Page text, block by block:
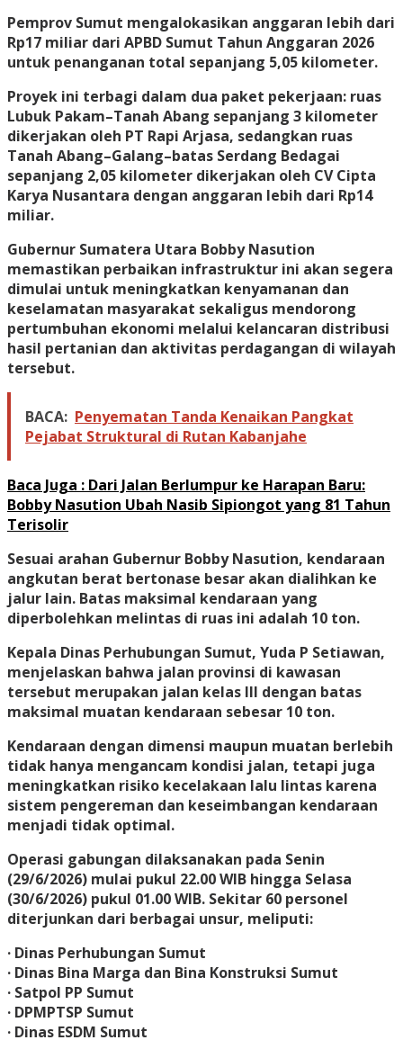
Pemprov Sumut mengalokasikan anggaran lebih dari
Rp17 miliar dari APBD Sumut Tahun Anggaran 2026
untuk penanganan total sepanjang 5,05 kilometer.
Proyek ini terbagi dalam dua paket pekerjaan: ruas
Lubuk Pakam–Tanah Abang sepanjang 3 kilometer
dikerjakan oleh PT Rapi Arjasa, sedangkan ruas
Tanah Abang–Galang–batas Serdang Bedagai
sepanjang 2,05 kilometer dikerjakan oleh CV Cipta
Karya Nusantara dengan anggaran lebih dari Rp14
miliar.
Gubernur Sumatera Utara Bobby Nasution
memastikan perbaikan infrastruktur ini akan segera
dimulai untuk meningkatkan kenyamanan dan
keselamatan masyarakat sekaligus mendorong
pertumbuhan ekonomi melalui kelancaran distribusi
hasil pertanian dan aktivitas perdagangan di wilayah
tersebut.
BACA: Penyematan Tanda Kenaikan Pangkat
Pejabat Struktural di Rutan Kabanjahe
Baca Juga : Dari Jalan Berlumpur ke Harapan Baru:
Bobby Nasution Ubah Nasib Sipiongot yang 81 Tahun
Terisolir
Sesuai arahan Gubernur Bobby Nasution, kendaraan
angkutan berat bertonase besar akan dialihkan ke
jalur lain. Batas maksimal kendaraan yang
diperbolehkan melintas di ruas ini adalah 10 ton.
Kepala Dinas Perhubungan Sumut, Yuda P Setiawan,
menjelaskan bahwa jalan provinsi di kawasan
tersebut merupakan jalan kelas III dengan batas
maksimal muatan kendaraan sebesar 10 ton.
Kendaraan dengan dimensi maupun muatan berlebih
tidak hanya mengancam kondisi jalan, tetapi juga
meningkatkan risiko kecelakaan lalu lintas karena
sistem pengereman dan keseimbangan kendaraan
menjadi tidak optimal.
Operasi gabungan dilaksanakan pada Senin
(29/6/2026) mulai pukul 22.00 WIB hingga Selasa
(30/6/2026) pukul 01.00 WIB. Sekitar 60 personel
diterjunkan dari berbagai unsur, meliputi:
· Dinas Perhubungan Sumut
· Dinas Bina Marga dan Bina Konstruksi Sumut
· Satpol PP Sumut
· DPMPTSP Sumut
· Dinas ESDM Sumut